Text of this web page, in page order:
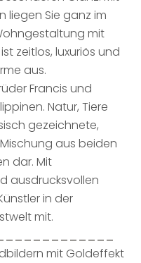
liegen Sie ganz im
mit
zeitlos, luxuriös und
aus.
Francis und
Natur, Tiere
gezeichnete,
aus beiden
dar. Mit
ausdrucksvollen
in der
mit.
mit Goldeffekt